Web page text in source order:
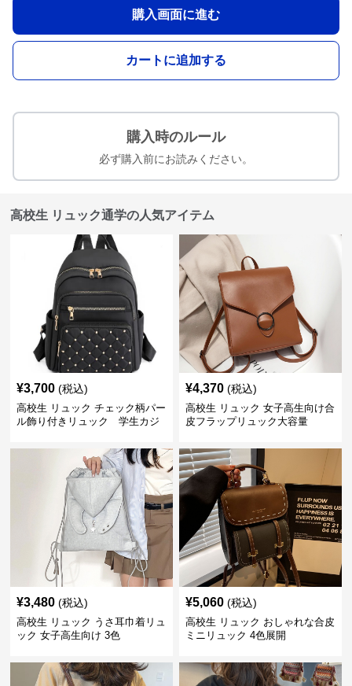
購入画面に進む
カートに追加する
購入時のルール
必ず購入前にお読みください。
高校生 リュック通学の人気アイテム
¥3,700 (税込)
高校生 リュック チェック柄パー
ル飾り付きリュック 学生カジ
¥4,370 (税込)
高校生 リュック 女子高生向け合
皮フラップリュック大容量
¥3,480 (税込)
高校生 リュック うさ耳巾着リュ
ック 女子高生向け 3色
¥5,060 (税込)
高校生 リュック おしゃれな合皮
ミニリュック 4色展開